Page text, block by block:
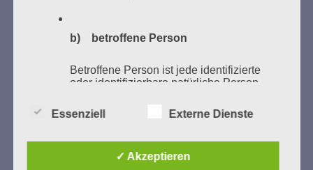
GEDENKEN UND ERINNERN BEGINNT IN
b) betroffene Person
Betroffene Person ist jede identifizierte
oder identifizierbare natürliche Person,
für die Verarbeitung Verantwortlichen
verarbeitet werden.
c) Verarbeitung
Essenziell Externe Dienste
✓ Akzeptieren